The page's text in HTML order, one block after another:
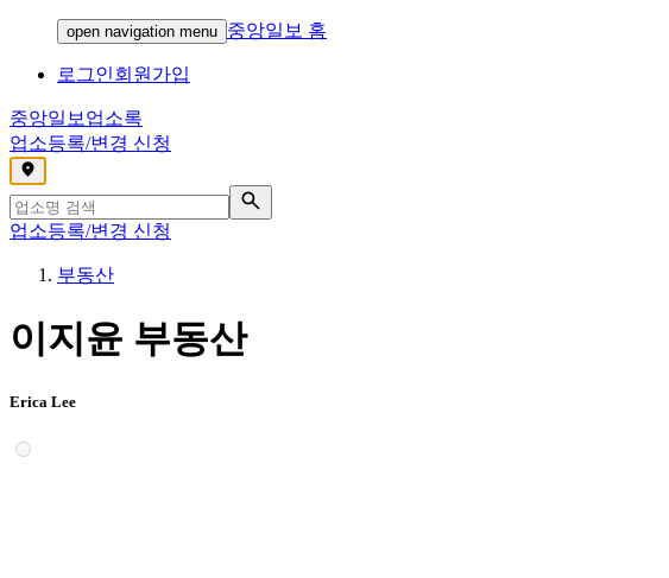
open navigation menu 중앙일보 홈
로그인회원가입
중앙일보 업소록
업소등록/변경 신청
,
업소등록/변경 신청
부동산
이지윤 부동산
Erica Lee